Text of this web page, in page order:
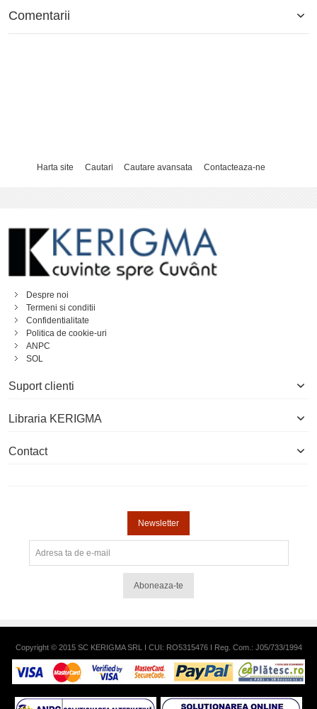
Comentarii
Harta site Cautari Cautare avansata Contacteaza-ne
Despre noi
Termeni si conditii
Confidentialitate
Politica de cookie-uri
ANPC
SOL
Suport clienti
Libraria KERIGMA
Contact
Newsletter
Aboneaza-te
Copyright © 2015 SC KERIGMA SRL I CUI: RO5315476 I Reg. Com.: J05/733/1994